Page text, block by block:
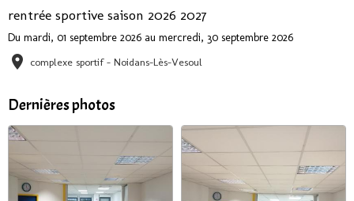
rentrée sportive saison 2026 2027
Du mardi, 01 septembre 2026 au mercredi, 30 septembre 2026
complexe sportif - Noidans-Lès-Vesoul
Dernières photos